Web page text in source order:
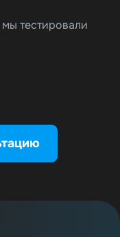
тестировали